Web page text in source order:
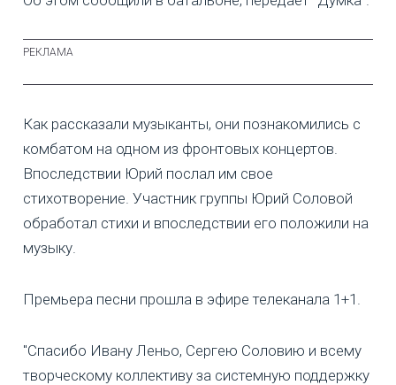
Как рассказали музыканты, они познакомились с
комбатом на одном из фронтовых концертов.
Впоследствии Юрий послал им свое
стихотворение. Участник группы Юрий Соловой
обработал стихи и впоследствии его положили на
музыку.
Премьера песни прошла в эфире телеканала 1+1.
"Спасибо Ивану Леньо, Сергею Соловию и всему
творческому коллективу за системную поддержку